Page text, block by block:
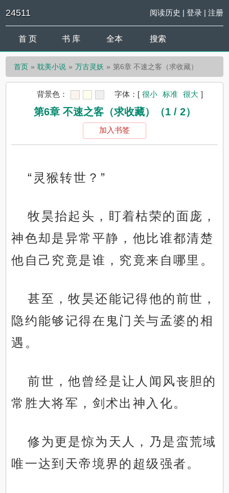
24511 阅读历史 | 登录| 注册
首 页 书 库 全本 搜索
首页 耽美小说 万古灵妖 第6章 不速之客（求收藏）
背景色： 字体： [ 很小 标准 很大 ]
第6章 不速之客（求收藏）（1 / 2）
加入书签
“灵猴转世？”
牧昊抬起头，盯着枯荣的面庞，
神色却是异常平静，他比谁都清楚
他自己究竟是谁，究竟来自哪里。
甚至，牧昊还能记得他的前世，
隐约能够记得在鬼门关与孟婆的相
遇。
前世，他曾经是让人闻风丧胆的
常胜大将军，剑术出神入化。
修为更是惊为天人，乃是蛮荒域
唯一达到天帝境界的超级强者。